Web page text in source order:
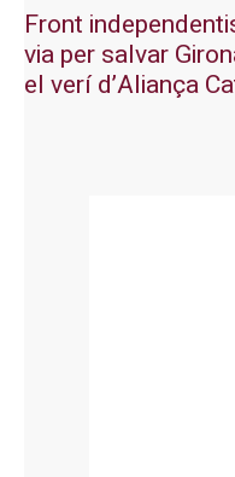
Front
via per salvar
el verí d’Aliança